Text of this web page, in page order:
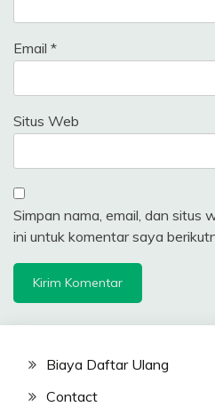
Email *
Situs Web
Simpan nama, email, dan situs
ini untuk komentar saya
Biaya Daftar Ulang
Contact